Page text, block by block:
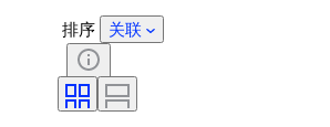
排序 关联